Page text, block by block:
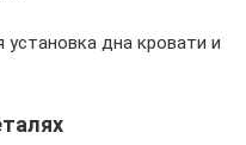
дна кровати и